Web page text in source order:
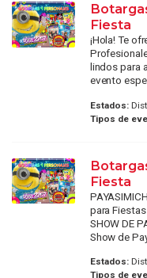
Fiesta
¡Hola! Te
lindos para
evento
Estados:
Tipos de
Fiesta
para
SHOW DE
Show de
Estados:
Tipos de